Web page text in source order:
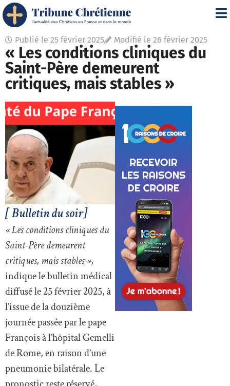
Publié le 25 février 2025 Modifié le 26 février 2025
« Les conditions cliniques du
Saint-Père demeurent
critiques, mais stables »
[ Bulletin du soir]
« Les conditions cliniques du
Saint-Père demeurent
critiques, mais stables »,
indique le bulletin médical
diffusé le 25 février 2025, à
l’issue de la douzième
journée passée par le pape
François à l’hôpital Gemelli
de Rome, en raison d’une
pneumonie bilatérale. Le